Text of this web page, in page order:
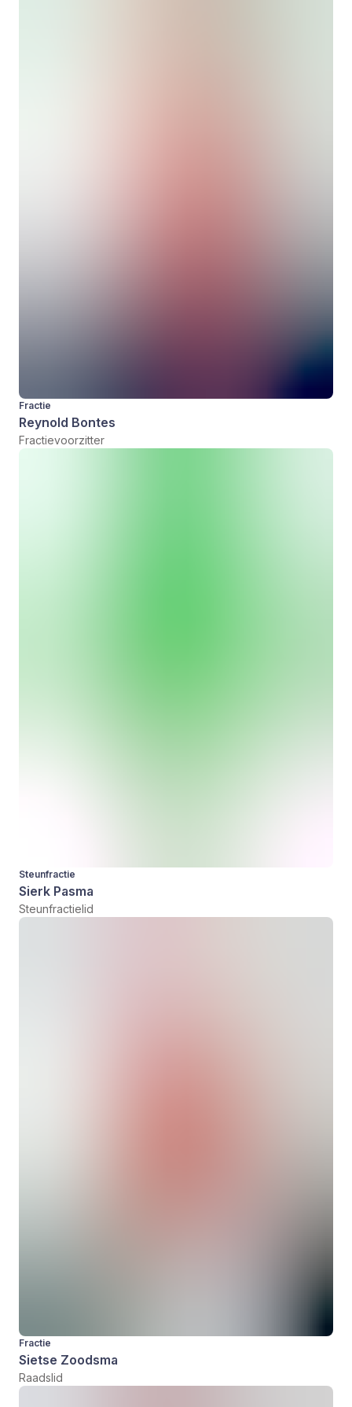
Fractie
Reynold Bontes
Fractievoorzitter
Steunfractie
Sierk Pasma
Steunfractielid
Fractie
Sietse Zoodsma
Raadslid